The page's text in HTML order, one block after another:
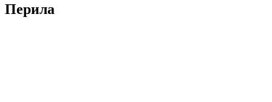
Перила